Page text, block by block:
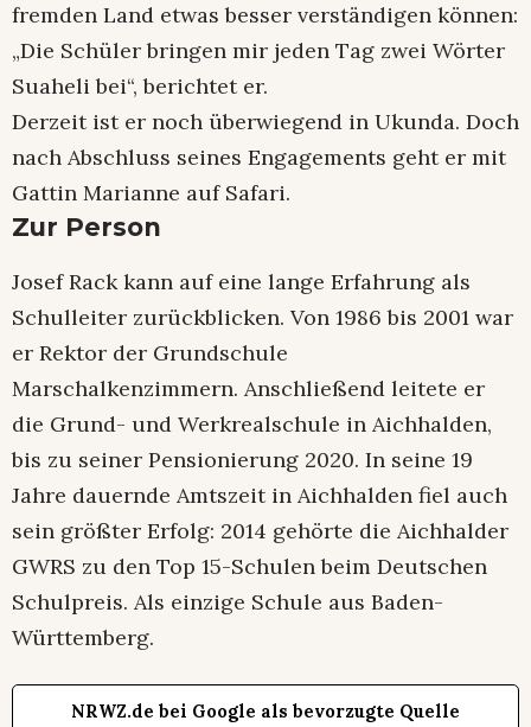
fremden Land etwas besser verständigen können:
„Die Schüler bringen mir jeden Tag zwei Wörter
Suaheli bei“, berichtet er.
Derzeit ist er noch überwiegend in Ukunda. Doch
nach Abschluss seines Engagements geht er mit
Gattin Marianne auf Safari.
Zur Person
Josef Rack kann auf eine lange Erfahrung als
Schulleiter zurückblicken. Von 1986 bis 2001 war
er Rektor der Grundschule
Marschalkenzimmern. Anschließend leitete er
die Grund- und Werkrealschule in Aichhalden,
bis zu seiner Pensionierung 2020. In seine 19
Jahre dauernde Amtszeit in Aichhalden fiel auch
sein größter Erfolg: 2014 gehörte die Aichhalder
GWRS zu den Top 15-Schulen beim Deutschen
Schulpreis. Als einzige Schule aus Baden-
Württemberg.
NRWZ.de bei Google als bevorzugte Quelle